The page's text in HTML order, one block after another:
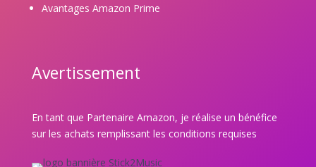
Avantages Amazon Prime
Avertissement
En tant que Partenaire Amazon, je réalise un bénéfice
sur les achats remplissant les conditions requises